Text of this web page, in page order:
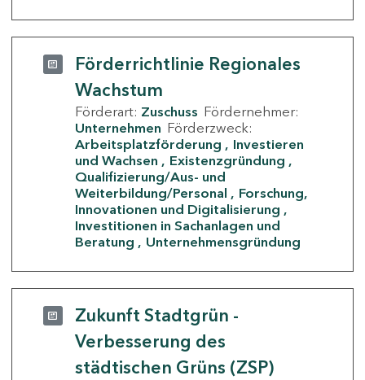
Förderrichtlinie Regionales
Wachstum
Förderart: Zuschuss Fördernehmer:
Unternehmen Förderzweck:
Arbeitsplatzförderung
Investieren
und Wachsen
Existenzgründung
Qualifizierung/Aus- und
Weiterbildung/Personal
Forschung,
Innovationen und Digitalisierung
Investitionen in Sachanlagen und
Beratung
Unternehmensgründung
Zukunft Stadtgrün -
Verbesserung des
städtischen Grüns (ZSP)